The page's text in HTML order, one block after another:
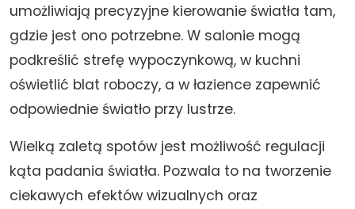
umożliwiają precyzyjne kierowanie światła tam,
gdzie jest ono potrzebne. W salonie mogą
podkreślić strefę wypoczynkową, w kuchni
oświetlić blat roboczy, a w łazience zapewnić
odpowiednie światło przy lustrze.
Wielką zaletą spotów jest możliwość regulacji
kąta padania światła. Pozwala to na tworzenie
ciekawych efektów wizualnych oraz